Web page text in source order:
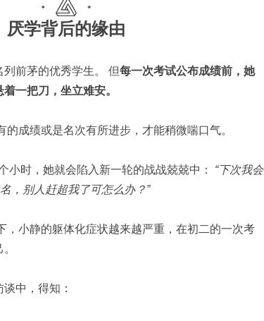
厌学背后的缘由
前茅的优秀学生。 但每一次考试公布成绩前，她
一把刀，坐立难安。
的成绩或是名次有所进步，才能稍微喘口气。
小时，她就会陷入新一轮的战战兢兢中： “下次我会
，别人赶超我了可怎么办？”
，小静的躯体化症状越来越严重，在初二的一次考
中，得知：